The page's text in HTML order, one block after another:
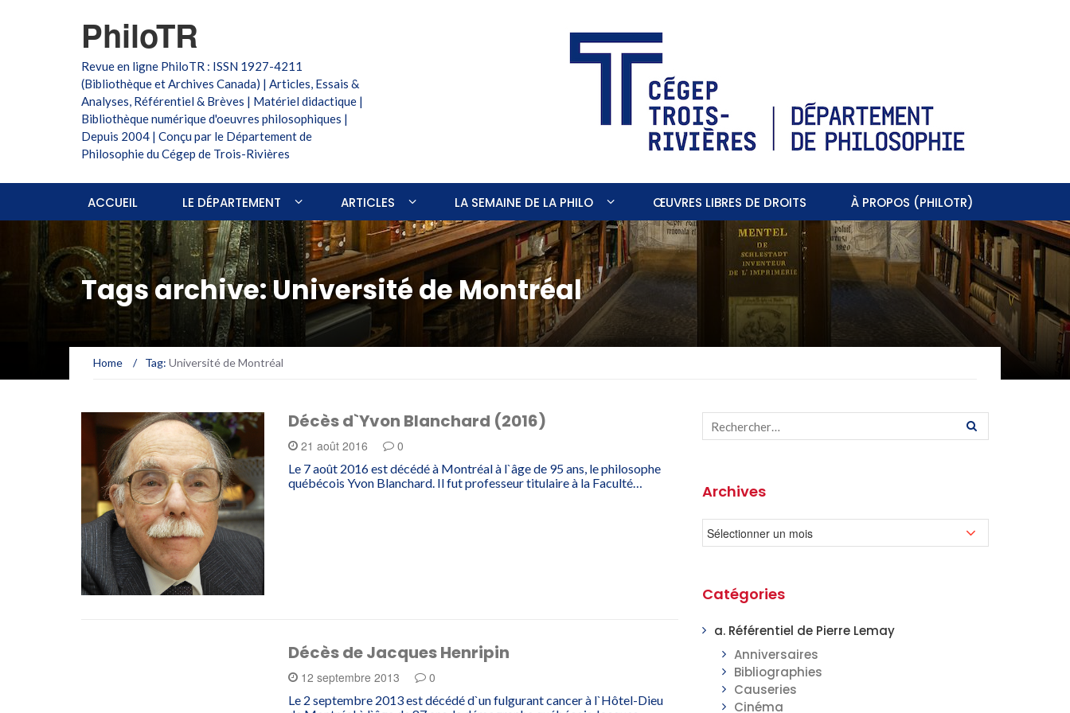
PhiloTR
Revue en ligne PhiloTR : ISSN 1927-4211
(Bibliothèque et Archives Canada) | Articles, Essais &
Analyses, Référentiel & Brèves | Matériel didactique |
Bibliothèque numérique d'oeuvres philosophiques |
Depuis 2004 | Conçu par le Département de
Philosophie du Cégep de Trois-Rivières
ACCUEIL LE DÉPARTEMENT ARTICLES LA SEMAINE DE LA PHILO ŒUVRES LIBRES DE DROITS À PROPOS (PHILOTR)
Tags archive: Université de Montréal
Home / Tag: Université de Montréal
Décès d`Yvon Blanchard (2016)
21 août 2016 0
Le 7 août 2016 est décédé à Montréal à l`âge de 95 ans, le philosophe
québécois Yvon Blanchard. Il fut professeur titulaire à la Faculté…
Décès de Jacques Henripin
12 septembre 2013 0
Le 2 septembre 2013 est décédé d`un fulgurant cancer à l`Hôtel-Dieu
Archives
Catégories
a. Référentiel de Pierre Lemay
Anniversaires
Bibliographies
Causeries
Cinéma